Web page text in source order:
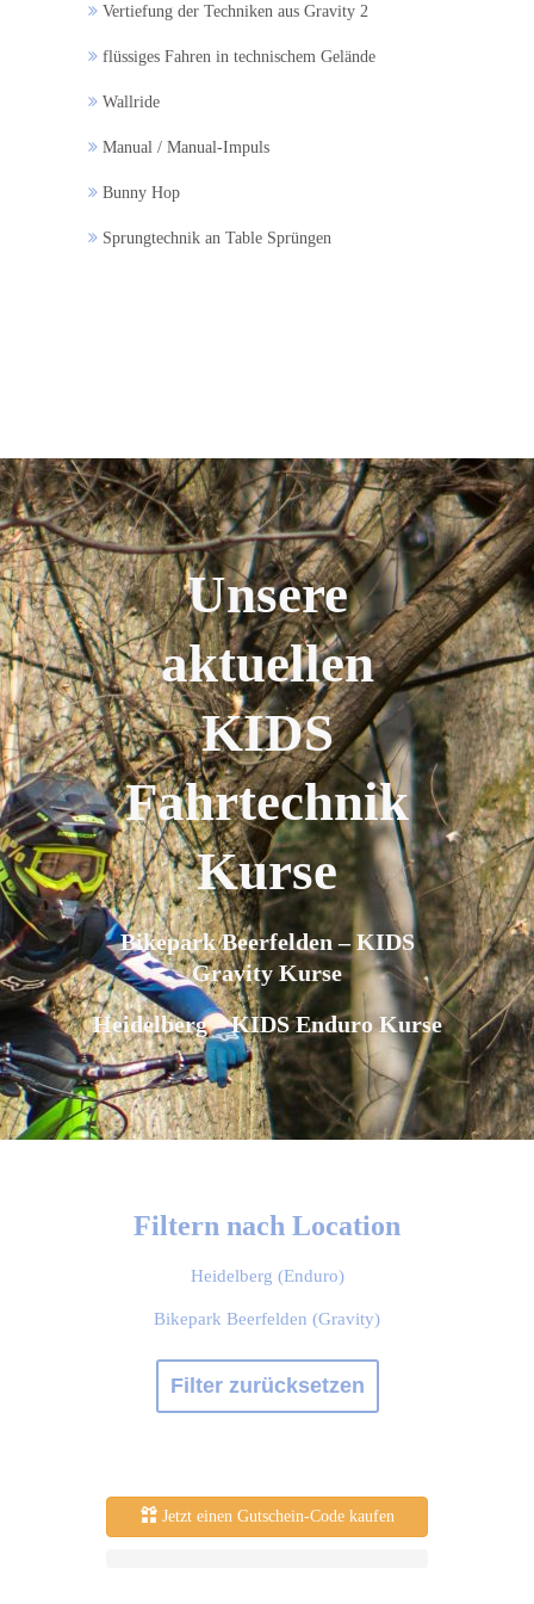
Vertiefung der Techniken aus Gravity 2
flüssiges Fahren in technischem Gelände
Wallride
Manual / Manual-Impuls
Bunny Hop
Sprungtechnik an Table Sprüngen
Unsere
aktuellen
KIDS
Fahrtechnik
Kurse
Bikepark Beerfelden – KIDS
Gravity Kurse
Heidelberg – KIDS Enduro Kurse
Filtern nach Location
Heidelberg (Enduro)
Bikepark Beerfelden (Gravity)
Filter zurücksetzen
Jetzt einen Gutschein-Code kaufen